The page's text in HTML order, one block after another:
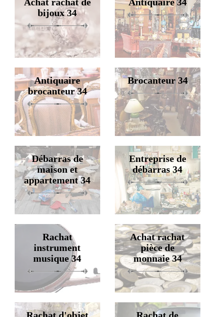
bijoux 34
Antiquaire
brocanteur 34
Brocanteur 34
Débarras de
maison et
appartement 34
Entreprise de
débarras 34
Rachat
instrument
musique 34
Achat rachat
pièce de
monnaie 34